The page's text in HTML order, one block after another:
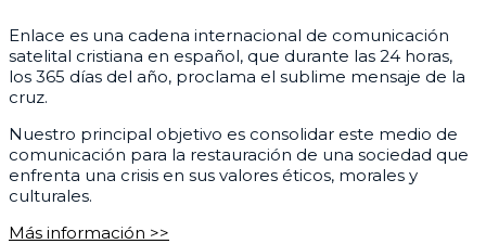
Enlace es una cadena internacional de comunicación
satelital cristiana en español, que durante las 24 horas,
los 365 días del año, proclama el sublime mensaje de la
cruz.
Nuestro principal objetivo es consolidar este medio de
comunicación para la restauración de una sociedad que
enfrenta una crisis en sus valores éticos, morales y
culturales.
Más información >>